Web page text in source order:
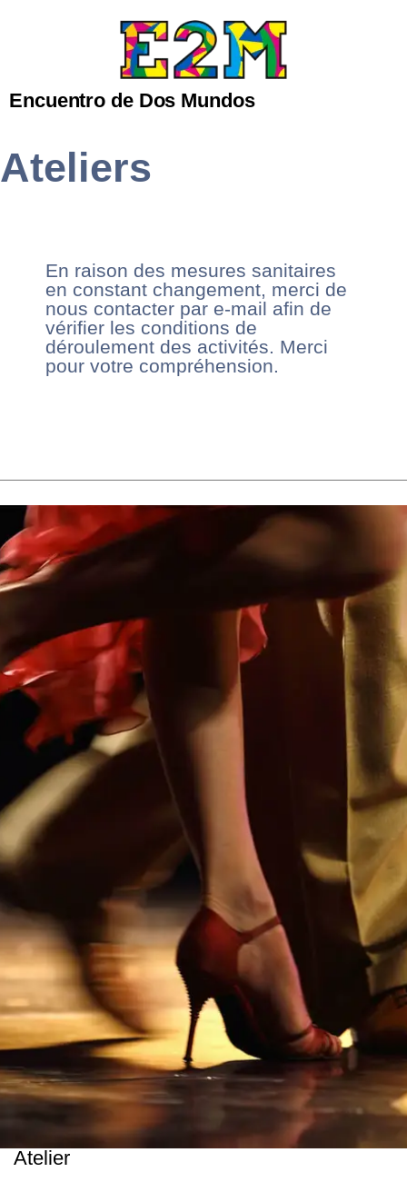
Encuentro de Dos Mundos
Ateliers
En raison des mesures sanitaires
en constant changement, merci de
nous contacter par e-mail afin de
vérifier les conditions de
déroulement des activités. Merci
pour votre compréhension.
Atelier